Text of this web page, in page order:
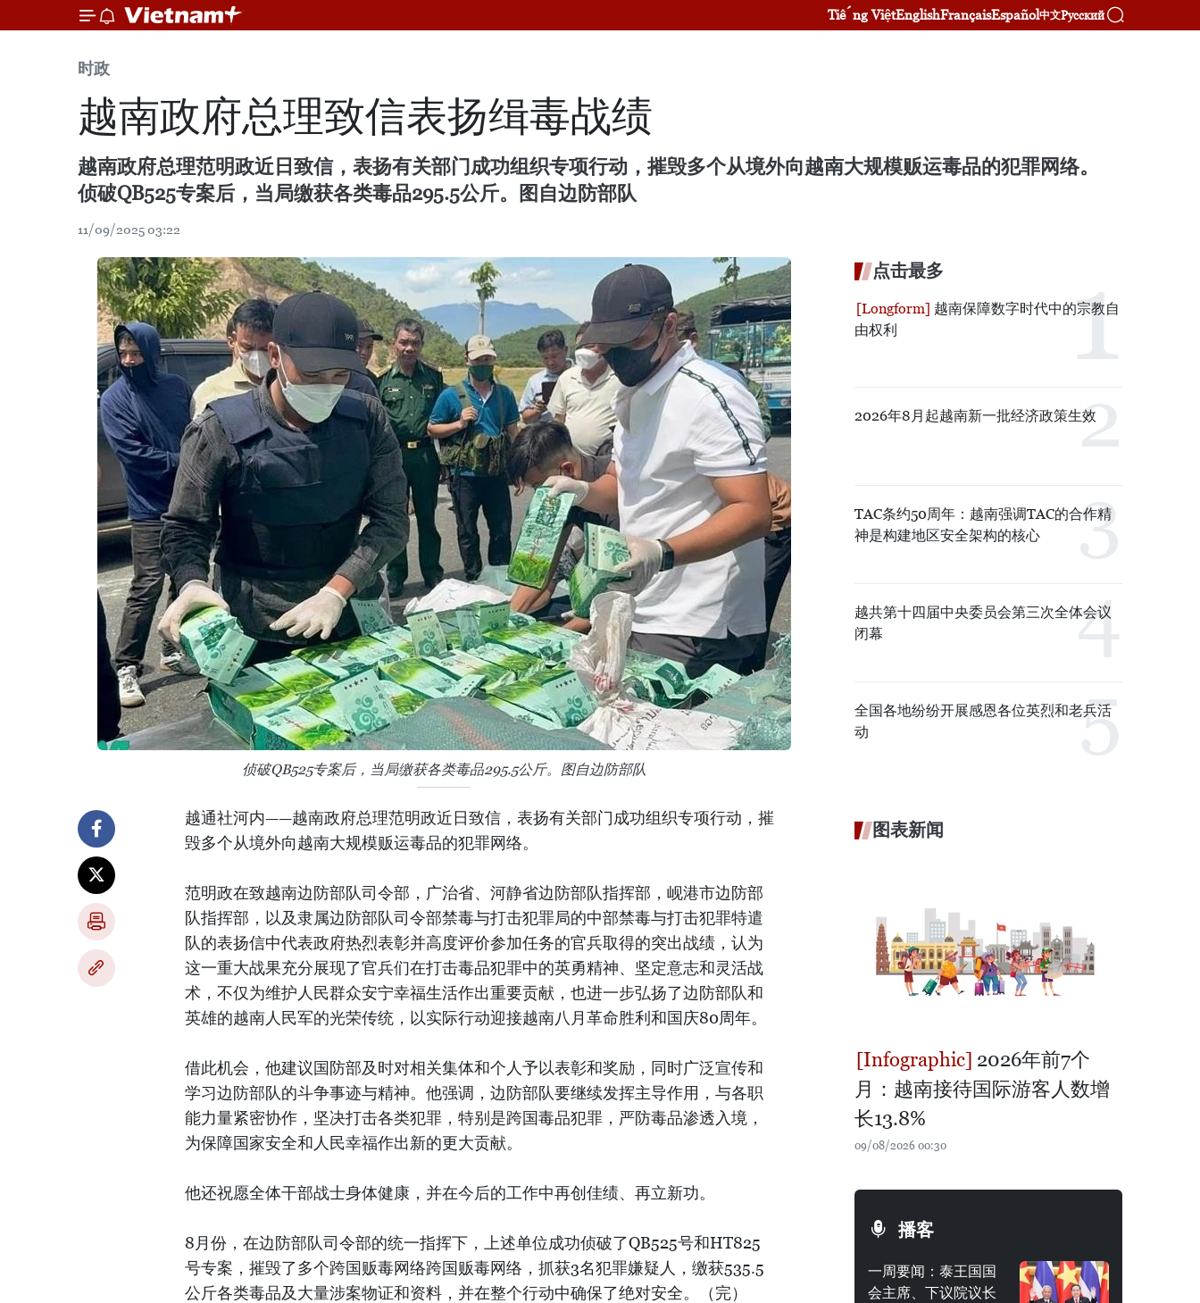
Tiếng ViệtEnglishFrançaisEspañol中文Русский
时政
越南政府总理致信表扬缉毒战绩
越南政府总理范明政近日致信，表扬有关部门成功组织专项行动，摧毁多个从境外向越南大规模贩运毒品的犯罪网络。
侦破QB525专案后，当局缴获各类毒品295.5公斤。图自边防部队
11/09/2025 03:22
侦破QB525专案后，当局缴获各类毒品295.5公斤。图自边防部队
越通社河内——越南政府总理范明政近日致信，表扬有关部门成功组织专项行动，摧
毁多个从境外向越南大规模贩运毒品的犯罪网络。
范明政在致越南边防部队司令部，广治省、河静省边防部队指挥部，岘港市边防部
队指挥部，以及隶属边防部队司令部禁毒与打击犯罪局的中部禁毒与打击犯罪特遣
队的表扬信中代表政府热烈表彰并高度评价参加任务的官兵取得的突出战绩，认为
这一重大战果充分展现了官兵们在打击毒品犯罪中的英勇精神、坚定意志和灵活战
术，不仅为维护人民群众安宁幸福生活作出重要贡献，也进一步弘扬了边防部队和
英雄的越南人民军的光荣传统，以实际行动迎接越南八月革命胜利和国庆80周年。
借此机会，他建议国防部及时对相关集体和个人予以表彰和奖励，同时广泛宣传和
学习边防部队的斗争事迹与精神。他强调，边防部队要继续发挥主导作用，与各职
能力量紧密协作，坚决打击各类犯罪，特别是跨国毒品犯罪，严防毒品渗透入境，
为保障国家安全和人民幸福作出新的更大贡献。
他还祝愿全体干部战士身体健康，并在今后的工作中再创佳绩、再立新功。
8月份，在边防部队司令部的统一指挥下，上述单位成功侦破了QB525号和HT825
号专案，摧毁了多个跨国贩毒网络跨国贩毒网络，抓获3名犯罪嫌疑人，缴获535.5
公斤各类毒品及大量涉案物证和资料，并在整个行动中确保了绝对安全。（完）
点击最多
越南保障数字时代中的宗教自
由权利
2026年8月起越南新一批经济政策生效
TAC条约50周年：越南强调TAC的合作精
神是构建地区安全架构的核心
越共第十四届中央委员会第三次全体会议
闭幕
全国各地纷纷开展感恩各位英烈和老兵活
动
图表新闻
2026年前7个
月：越南接待国际游客人数增
长13.8%
09/08/2026 00:30
播客
一周要闻：泰王国国
会主席、下议院议长